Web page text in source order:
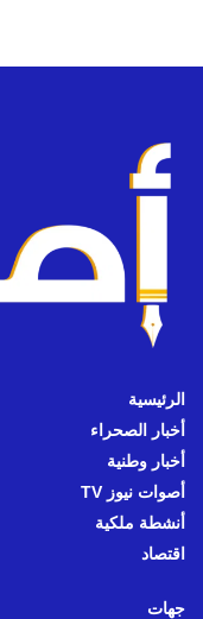
الرئيسية
أخبار الصحراء
أخبار وطنية
أصوات نيوز TV
أنشطة ملكية
اقتصاد
جهات